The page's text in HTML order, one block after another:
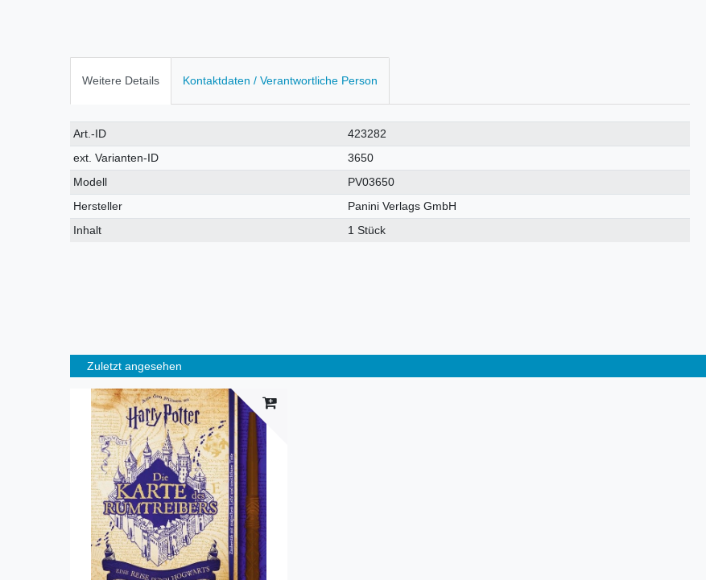
Weitere Details Kontaktdaten / Verantwortliche Person
Technisches
Merkmal
Wert
Art.-ID
423282
ext. Varianten-ID
3650
Modell
PV03650
Hersteller
Panini Verlags GmbH
Inhalt
1 Stück
Zuletzt angesehen